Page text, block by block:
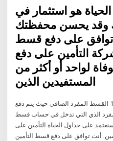
الحياة هو استثمار في
وقد يحسن محفظتك
توافق على دفع قسط
التأمين على دفع
لواحد أو أكثر من
المستفيدين الذين
أسس التسعير في تأمينات الحياة 1 القسط المفرد الصافي حيث يتم دفع
الذي التي تدخل في حساب قسط
على جداول الحياة التأمين على
أنت توافق على دفع قسط التأمين